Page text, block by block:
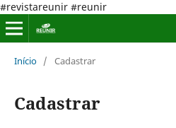
#revistareunir #reunir
Início / Cadastrar
Cadastrar